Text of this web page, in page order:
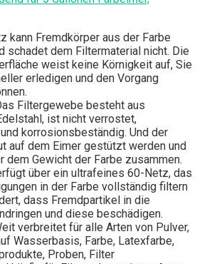
kann Fremdkörper aus der Farbe
schadet dem Filtermaterial nicht. Die
weist keine Körnigkeit auf, Sie
erledigen und den Vorgang
Filtergewebe besteht aus
ist nicht verrostet,
korrosionsbeständig. Und der
auf dem Eimer gestützt werden und
dem Gewicht der Farbe zusammen.
über ein ultrafeines 60-Netz, das
in der Farbe vollständig filtern
dass Fremdpartikel in die
und diese beschädigen.
verbreitet für alle Arten von Pulver,
Wasserbasis, Farbe, Latexfarbe,
Proben, Filter